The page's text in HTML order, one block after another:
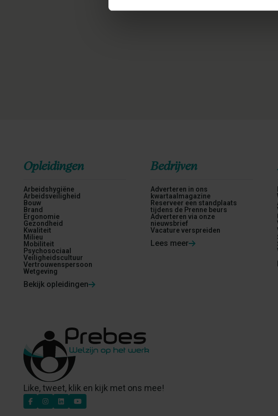
Opleidingen
Arbeidshygiëne
Arbeidsveiligheid
Bouw
Brand
Ergonomie
Gezondheid
Kwaliteit
Milieu
Mobiliteit
Psychosociaal
Veiligheidscultuur
Vertrouwenspersoon
Wetgeving
Bekijk opleidingen
Bedrijven
Adverteren in ons
kwartaalmagazine
Reserveer een standplaats
tijdens de Prenne beurs
Adverteren via onze
nieuwsbrief
Vacature verspreiden
Lees meer
Like, tweet, klik en kijk met ons mee!